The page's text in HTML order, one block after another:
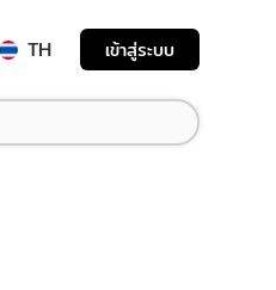
TH เข้าสู่ระบบ